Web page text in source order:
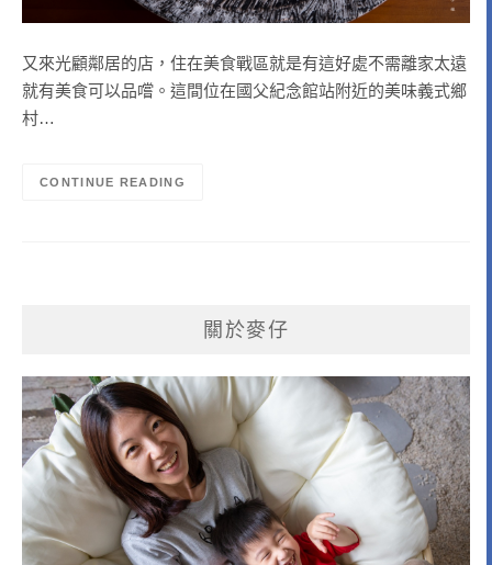
又來光顧鄰居的店，住在美食戰區就是有這好處不需離家太遠
就有美食可以品嚐。這間位在國父紀念館站附近的美味義式鄉
村…
CONTINUE READING
關於麥仔